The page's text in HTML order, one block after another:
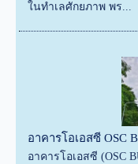
ในทำเลศักยภาพ พร...
อาคารโอเอสซี OSC
อาคารโอเอสซี (OSC